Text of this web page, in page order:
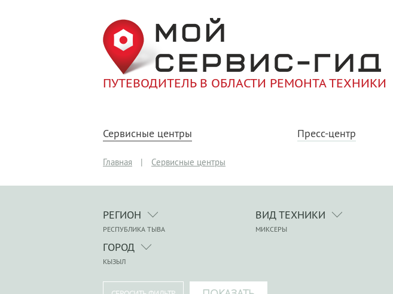
ПУТЕВОДИТЕЛЬ В ОБЛАСТИ РЕМОНТА ТЕХНИКИ
Сервисные центры Пресс-центр
Главная | Сервисные центры
РЕГИОН
РЕСПУБЛИКА ТЫВА
ВИД ТЕХНИКИ
МИКСЕРЫ
ГОРОД
КЫЗЫЛ